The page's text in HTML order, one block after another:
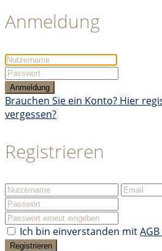
Anmeldung
Anmeldung
Brauchen Sie ein Konto? Hier
vergessen?
Registrieren
Ich bin einverstanden mit
Registrieren